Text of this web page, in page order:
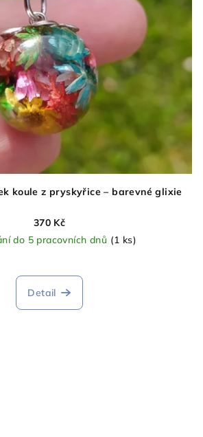
koule z pryskyřice – barevné glixie
370 Kč
do 5 pracovních dnů (1 ks)
Detail